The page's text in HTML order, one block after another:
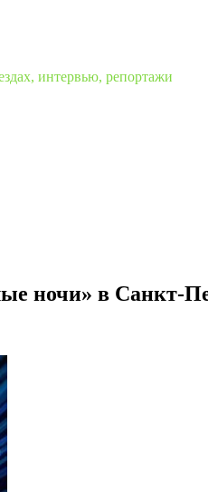
интервью, репортажи
ночи» в Санкт-